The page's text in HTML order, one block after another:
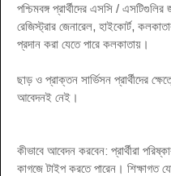
পশ্চিমবঙ্গ প্রার্থীদের এসসি /
রেজিস্ট্রার জেনারেল, হাইকোর্ট,
প্রদান করা যেতে পারে কলকাতায়।
ছাড় ও প্রাক্তন সার্ভিসন প্রার্থীদের
আবেদনই নেই।
কীভাবে আবেদন করবেন: প্রার্থীরা
কাগজে টাইপ করতে পারেন। শিক্ষাগত